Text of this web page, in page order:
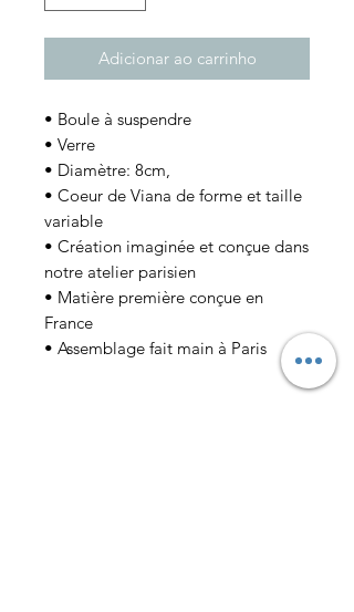
Adicionar ao carrinho
• Boule à suspendre
• Verre
• Diamètre: 8cm,
• Coeur de Viana de forme et taille
variable
• Création imaginée et conçue dans
notre atelier parisien
• Matière première conçue en
France
• Assemblage fait main à Paris